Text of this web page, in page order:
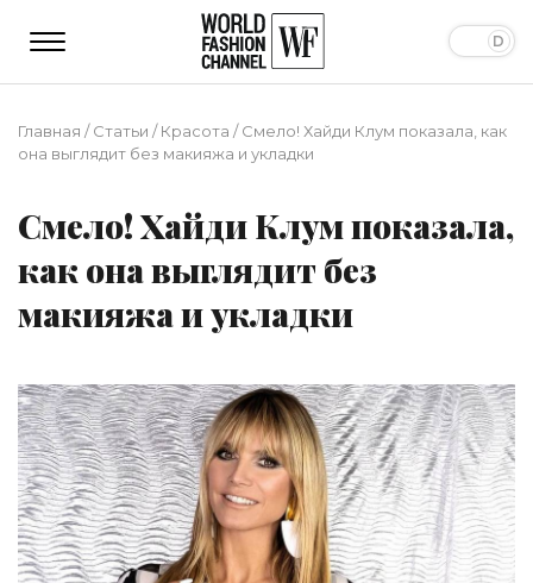
Главная /Статьи /Красота /Смело! Хайди Клум показала, как
она выглядит без макияжа и укладки
Смело! Хайди Клум показала,
как она выглядит без
макияжа и укладки